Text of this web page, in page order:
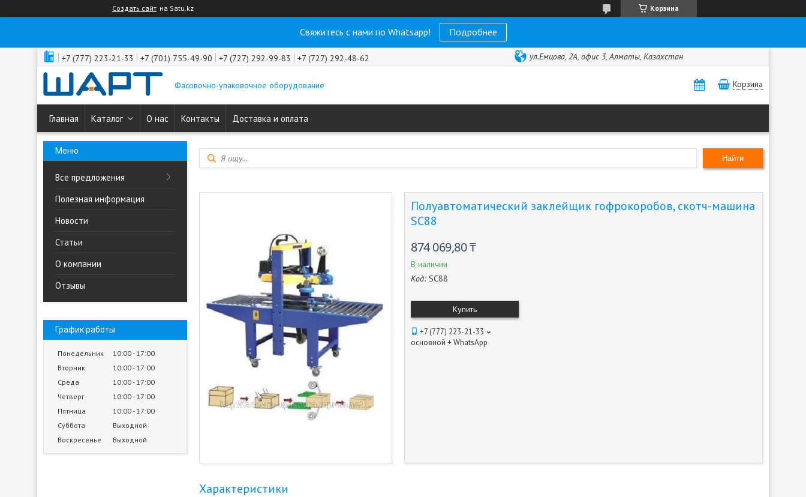
Создать сайт на Satu.kz Корзина
Свяжитесь с нами по Whatsapp! Подробнее
+7 (777) 223-21-33 +7 (701) 755-49-90 +7 (727) 292-99-83 +7 (727) 292-48-62 ул.Емцова, 2А, офис 3, Алматы, Казахстан
Фасовочно-упаковочное оборудование Корзина
Главная Каталог О нас Контакты Доставка и оплата
Все предложения
Полезная информация
Новости
Статьи
О компании
Отзывы
График работы
Понедельник 10:00 17:00
Вторник
10:00 17:00
Среда
10:00 17:00
Четверг
10:00 17:00
Пятница
10:00 17:00
Суббота
Выходной
Воскресенье
Выходной
Найти
Полуавтоматический заклейщик гофрокоробов, скотч-машина
SC88
874 069,80 ₸
В наличии
Код: SC88
Купить
+7 (777) 223-21-33
основной + WhatsApp
Характеристики